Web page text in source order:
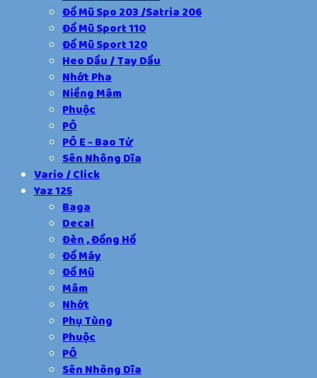
Đồ Mũ Spo 203 /Satria 206
Đồ Mũ Sport 110
Đồ Mũ Sport 120
Heo Dầu / Tay Dầu
Nhớt Pha
Niềng Mâm
Phuộc
PÔ
PÔ E - Bao Tử
Sên Nhông Dĩa
Vario / Click
Yaz 125
Baga
Decal
Đèn , Đồng Hồ
Đồ Máy
Đồ Mũ
Mâm
Nhớt
Phụ Tùng
Phuộc
PÔ
Sên Nhông Dĩa